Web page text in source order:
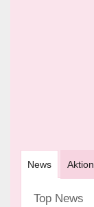
News Aktion
Top News